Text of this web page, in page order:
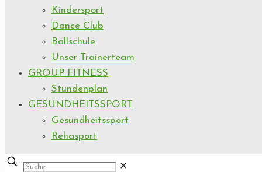
Kindersport
Dance Club
Ballschule
Unser Trainerteam
GROUP FITNESS
Stundenplan
GESUNDHEITSSPORT
Gesundheitssport
Rehasport
✕